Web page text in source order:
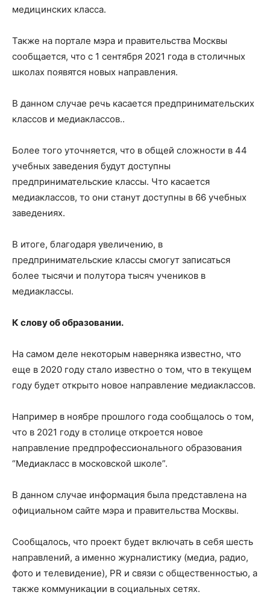
медицинских класса.
Также на портале мэра и правительства Москвы
сообщается, что с 1 сентября 2021 года в столичных
школах появятся новых направления.
В данном случае речь касается предпринимательских
классов и медиаклассов..
Более того уточняется, что в общей сложности в 44
учебных заведения будут доступны
предпринимательские классы. Что касается
медиаклассов, то они станут доступны в 66 учебных
заведениях.
В итоге, благодаря увеличению, в
предпринимательские классы смогут записаться
более тысячи и полутора тысяч учеников в
медиаклассы.
К слову об образовании.
На самом деле некоторым наверняка известно, что
еще в 2020 году стало известно о том, что в текущем
году будет открыто новое направление медиаклассов.
Например в ноябре прошлого года сообщалось о том,
что в 2021 году в столице откроется новое
направление предпрофессионального образования
“Медиакласс в московской школе”.
В данном случае информация была представлена на
официальном сайте мэра и правительства Москвы.
Сообщалось, что проект будет включать в себя шесть
направлений, а именно журналистику (медиа, радио,
фото и телевидение), PR и связи с общественностью, а
также коммуникации в социальных сетях.